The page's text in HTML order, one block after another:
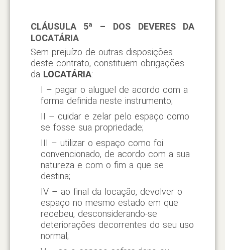
CLÁUSULA 5ª – DOS DEVERES DA
LOCATÁRIA
Sem prejuízo de outras disposições
deste contrato, constituem obrigações
da LOCATÁRIA:
I – pagar o aluguel de acordo com a
forma definida neste instrumento;
II – cuidar e zelar pelo espaço como
se fosse sua propriedade;
III – utilizar o espaço como foi
convencionado, de acordo com a sua
natureza e com o fim a que se
destina;
IV – ao final da locação, devolver o
espaço no mesmo estado em que
recebeu, desconsiderando-se
deteriorações decorrentes do seu uso
normal;